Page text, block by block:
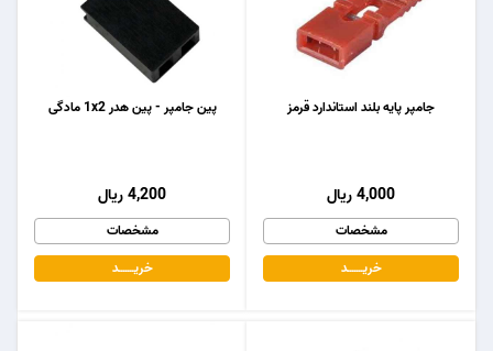
پین جامپر - پین هدر 1x2 مادگی
4,200 ریال
مشخصات
خریـــــــد
جامپر پایه بلند استاندارد قرمز
4,000 ریال
مشخصات
خریـــــــد